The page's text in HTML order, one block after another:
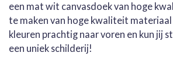
een mat wit canvasdoek van hoge
te maken van hoge kwaliteit
kleuren prachtig naar voren en kun jij
een uniek schilderij!